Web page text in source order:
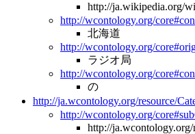
http://ja.wikipedia.org/
http://wcontology.org/
北海道
http://wcontology.org/
ラジオ局
http://wcontology.org/
の
http://ja.wcontology.org/resource/
http://wcontology.org/
http://